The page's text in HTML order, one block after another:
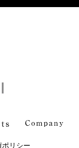
ポリシー